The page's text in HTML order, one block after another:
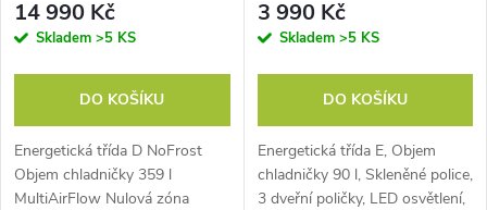
14 990 Kč
Skladem >5 KS
DO KOŠÍKU
Energetická třída D NoFrost
Objem chladničky 359 l
MultiAirFlow Nulová zóna
3 990 Kč
Skladem >5 KS
DO KOŠÍKU
Energetická třída E, Objem
chladničky 90 l, Skleněné police,
3 dveřní poličky, LED osvětlení,